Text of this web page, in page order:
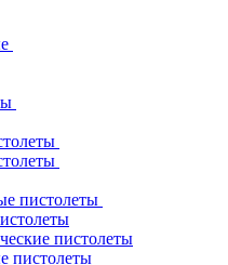
пистолеты
пистолеты
пистолеты